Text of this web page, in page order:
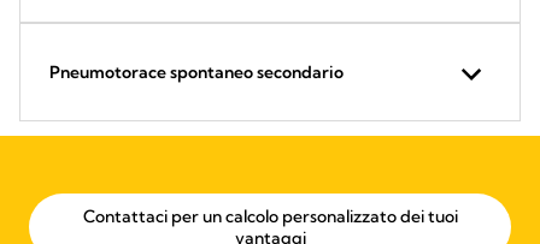
Pneumotorace spontaneo secondario
Contattaci per un calcolo personalizzato dei tuoi
vantaggi